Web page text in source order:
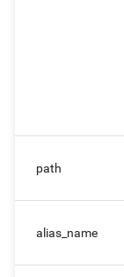
path
alias_name